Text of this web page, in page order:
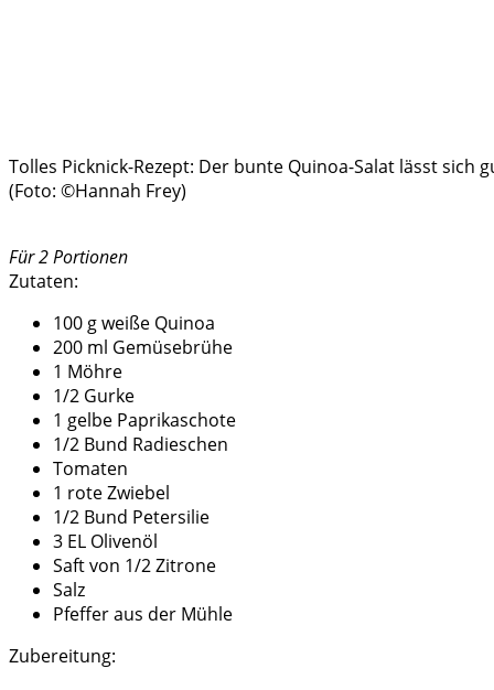
Tolles Picknick-Rezept: Der bunte Quinoa-Salat lässt
(Foto: ©Hannah Frey)
Für 2 Portionen
Zutaten:
100 g weiße Quinoa
200 ml Gemüsebrühe
1 Möhre
1/2 Gurke
1 gelbe Paprikaschote
1/2 Bund Radieschen
Tomaten
1 rote Zwiebel
1/2 Bund Petersilie
3 EL Olivenöl
Saft von 1/2 Zitrone
Salz
Pfeffer aus der Mühle
Zubereitung: